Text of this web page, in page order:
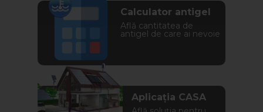
Calculator antigel
Află cantitatea de
antigel de care ai nevoie
Aplicația CASA